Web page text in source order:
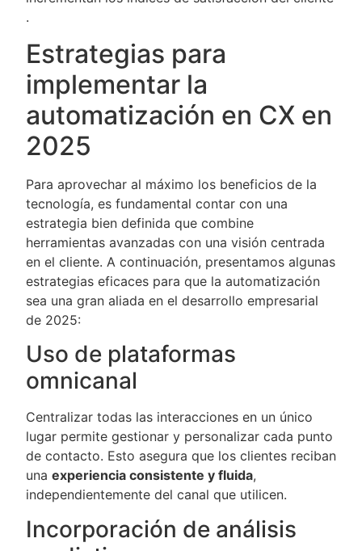
.
Estrategias para
implementar la
automatización en CX en
2025
Para aprovechar al máximo los beneficios de la
tecnología, es fundamental contar con una
estrategia bien definida que combine
herramientas avanzadas con una visión centrada
en el cliente. A continuación, presentamos algunas
estrategias eficaces para que la automatización
sea una gran aliada en el desarrollo empresarial
de 2025:
Uso de plataformas
omnicanal
Centralizar todas las interacciones en un único
lugar permite gestionar y personalizar cada punto
de contacto. Esto asegura que los clientes reciban
una experiencia consistente y fluida,
independientemente del canal que utilicen.
Incorporación de análisis